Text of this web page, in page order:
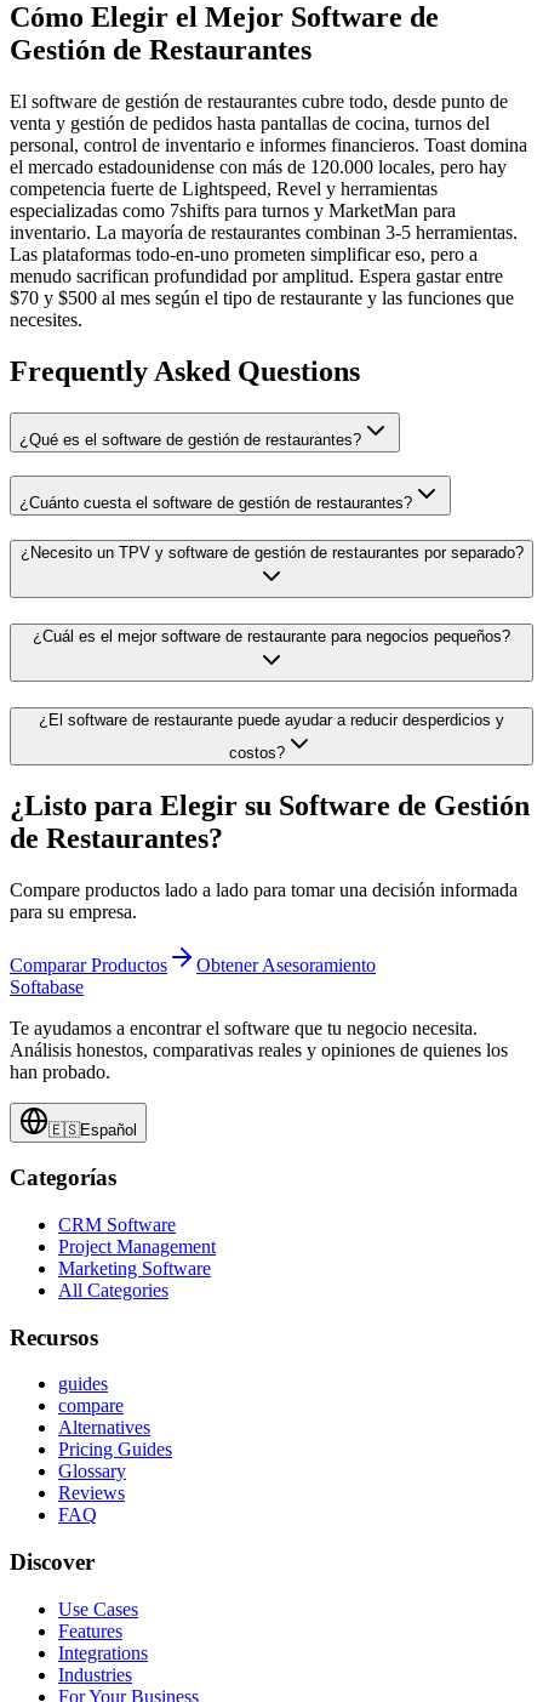
Cómo Elegir el Mejor Software de
Gestión de Restaurantes
El software de gestión de restaurantes cubre todo, desde punto de
venta y gestión de pedidos hasta pantallas de cocina, turnos del
personal, control de inventario e informes financieros. Toast domina
el mercado estadounidense con más de 120.000 locales, pero hay
competencia fuerte de Lightspeed, Revel y herramientas
especializadas como 7shifts para turnos y MarketMan para
inventario. La mayoría de restaurantes combinan 3-5 herramientas.
Las plataformas todo-en-uno prometen simplificar eso, pero a
menudo sacrifican profundidad por amplitud. Espera gastar entre
$70 y $500 al mes según el tipo de restaurante y las funciones que
necesites.
Frequently Asked Questions
¿Qué es el software de gestión de restaurantes?
¿Cuánto cuesta el software de gestión de restaurantes?
¿Necesito un TPV y software de gestión de restaurantes por separado?
¿Cuál es el mejor software de restaurante para negocios pequeños?
¿El software de restaurante puede ayudar a reducir desperdicios y
costos?
¿Listo para Elegir su Software de Gestión
de Restaurantes?
Compare productos lado a lado para tomar una decisión informada
para su empresa.
Comparar Productos
Obtener Asesoramiento
Softabase
Te ayudamos a encontrar el software que tu negocio necesita.
Análisis honestos, comparativas reales y opiniones de quienes los
han probado.
🇪🇸Español
Categorías
CRM Software
Project Management
Marketing Software
All Categories
Recursos
guides
compare
Alternatives
Pricing Guides
Glossary
Reviews
FAQ
Discover
Use Cases
Features
Integrations
Industries
For Your Business